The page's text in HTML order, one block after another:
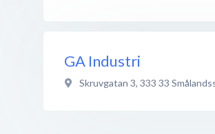
GA Industri
Skruvgatan 3, 333 33